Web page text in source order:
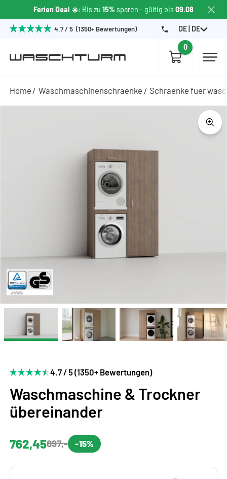
Ferien Deal ☀️: Bis zu 15% sparen - gültig bis09.08
4.7 / 5 (1350+ Bewertungen) DE | DE
0
Home Waschmaschinenschraenke Schraenke fuer
4.7 / 5 (1350+ Bewertungen)
Waschmaschine & Trockner
übereinander
762,45897,- -15%